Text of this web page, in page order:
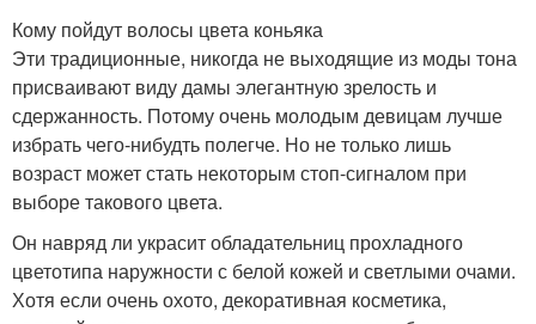
Кому пойдут волосы цвета коньяка
Эти традиционные, никогда не выходящие из моды тона
присваивают виду дамы элегантную зрелость и
сдержанность. Потому очень молодым девицам лучше
избрать чего-нибудть полегче. Но не только лишь
возраст может стать некоторым стоп-сигналом при
выборе такового цвета.
Он навряд ли украсит обладательниц прохладного
цветотипа наружности с белой кожей и светлыми очами.
Хотя если очень охото, декоративная косметика,